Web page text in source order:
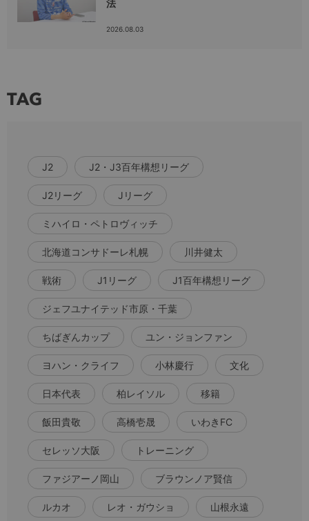
法
2026.08.03
TAG
J2 J2・J3百年構想リーグ
J2リーグ Jリーグ
ミハイロ・ペトロヴィッチ
北海道コンサドーレ札幌 川井健太
戦術 J1リーグ J1百年構想リーグ
ジェフユナイテッド市原・千葉
ちばぎんカップ ユン・ジョンファン
ヨハン・クライフ 小林慶行 文化
日本代表 柏レイソル 移籍
飯田貴敬 高橋壱晟 いわきFC
セレッソ大阪 トレーニング
ファジアーノ岡山 ブラウンノア賢信
ルカオ レオ・ガウショ 山根永遠